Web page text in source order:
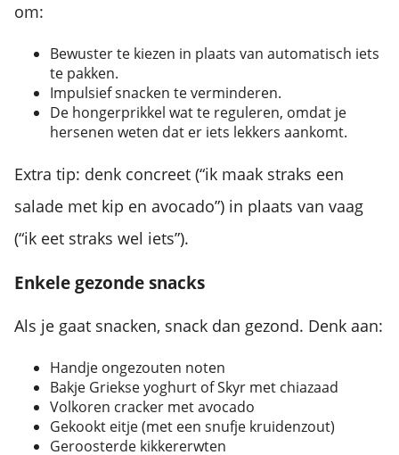
om:
Bewuster te kiezen in plaats van automatisch iets
te pakken.
Impulsief snacken te verminderen.
De hongerprikkel wat te reguleren, omdat je
hersenen weten dat er iets lekkers aankomt.
Extra tip: denk concreet (“ik maak straks een
salade met kip en avocado”) in plaats van vaag
(“ik eet straks wel iets”).
Enkele gezonde snacks
Als je gaat snacken, snack dan gezond. Denk aan:
Handje ongezouten noten
Bakje Griekse yoghurt of Skyr met chiazaad
Volkoren cracker met avocado
Gekookt eitje (met een snufje kruidenzout)
Geroosterde kikkererwten